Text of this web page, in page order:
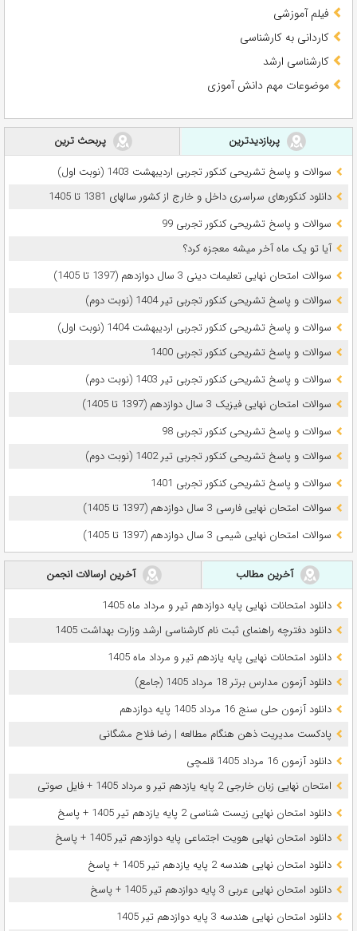
فیلم آموزشی
کاردانی به کارشناسی
کارشناسی ارشد
موضوعات مهم دانش آموزی
پربازدیدترین
پربحث ترین
سوالات و پاسخ تشریحی کنکور تجربی اردیبهشت 1403 (نوبت اول)
دانلود کنکورهای سراسری داخل و خارج از کشور سالهای 1381 تا 1405
سوالات و پاسخ تشریحی کنکور تجربی 99
آیا تو یک ماه آخر میشه معجزه کرد؟
سوالات امتحان نهایی تعلیمات دینی 3 سال دوازدهم (1397 تا 1405)
سوالات و پاسخ تشریحی کنکور تجربی تیر 1404 (نوبت دوم)
سوالات و پاسخ تشریحی کنکور تجربی اردیبهشت 1404 (نوبت اول)
سوالات و پاسخ تشریحی کنکور تجربی 1400
سوالات و پاسخ تشریحی کنکور تجربی تیر 1403 (نوبت دوم)
سوالات امتحان نهایی فیزیک 3 سال دوازدهم (1397 تا 1405)
سوالات و پاسخ تشریحی کنکور تجربی 98
سوالات و پاسخ تشریحی کنکور تجربی تیر 1402 (نوبت دوم)
سوالات و پاسخ تشریحی کنکور تجربی 1401
سوالات امتحان نهایی فارسی 3 سال دوازدهم (1397 تا 1405)
سوالات امتحان نهایی شیمی 3 سال دوازدهم (1397 تا 1405)
آخرین مطالب
آخرین ارسالات انجمن
دانلود امتحانات نهایی پایه دوازدهم تیر و مرداد ماه 1405
دانلود دفترچه راهنمای ثبت نام کارشناسی ارشد وزارت بهداشت 1405
دانلود امتحانات نهایی پایه یازدهم تیر و مرداد ماه 1405
دانلود آزمون مدارس برتر 18 مرداد 1405 (جامع)
دانلود آزمون حلی سنج 16 مرداد 1405 پایه دوازدهم
پادکست مدیریت ذهن هنگام مطالعه | رضا فلاح مشگانی
دانلود آزمون 16 مرداد 1405 قلمچی
امتحان نهایی زبان خارجی 2 پایه یازدهم تیر و مرداد 1405 + فایل صوتی
دانلود امتحان نهایی زیست شناسی 2 پایه یازدهم تیر 1405 + پاسخ
دانلود امتحان نهایی هویت اجتماعی پایه دوازدهم تیر 1405 + پاسخ
دانلود امتحان نهایی هندسه 2 پایه یازدهم تیر 1405 + پاسخ
دانلود امتحان نهایی عربی 3 پایه دوازدهم تیر 1405 + پاسخ
دانلود امتحان نهایی هندسه 3 پایه دوازدهم تیر 1405